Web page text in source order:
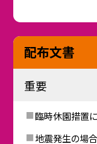
配布文書
重要
臨時休園措置に
地震発生の場